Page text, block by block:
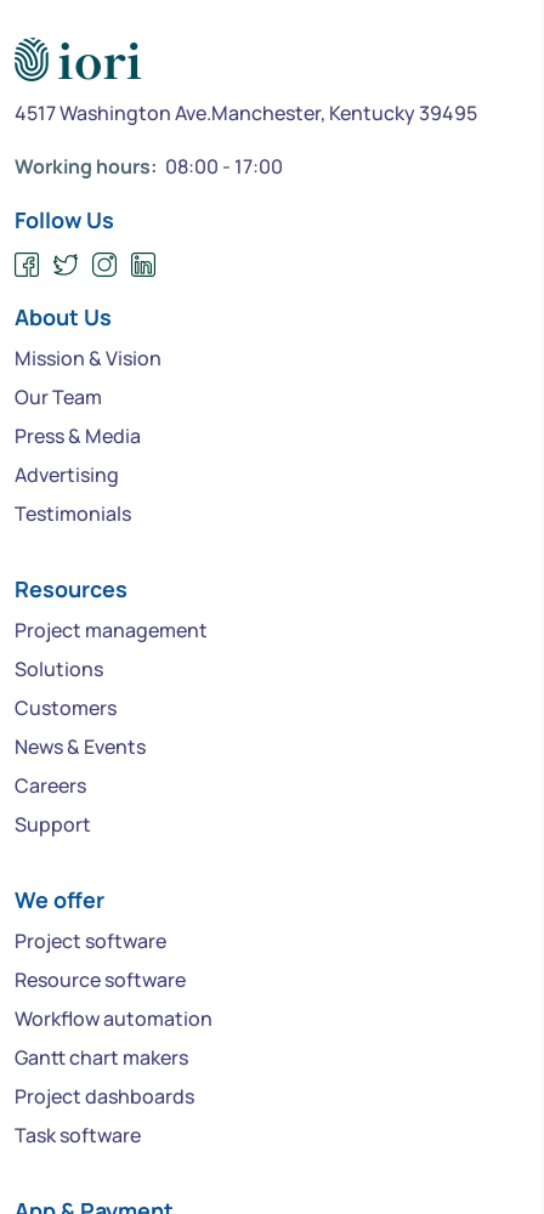
4517 Washington Ave.Manchester, Kentucky 39495
Working hours: 08:00 - 17:00
Follow Us
About Us
Mission & Vision
Our Team
Press & Media
Advertising
Testimonials
Resources
Project management
Solutions
Customers
News & Events
Careers
Support
We offer
Project software
Resource software
Workflow automation
Gantt chart makers
Project dashboards
Task software